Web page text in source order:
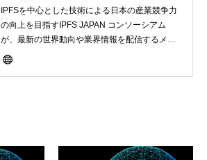
IPFSを中心とした技術による日本の産業競争力
の向上を目指すIPFS JAPAN コンソーシアム
が、最新の世界動向や業界情報を配信するメデ
ィアサイト